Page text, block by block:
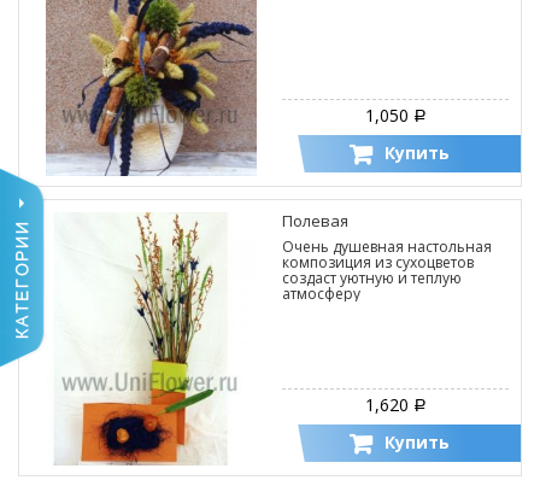
1,050 Р
Купить
Полевая
Очень душевная настольная
композиция из сухоцветов
создаст уютную и теплую
атмосферу
1,620 Р
Купить